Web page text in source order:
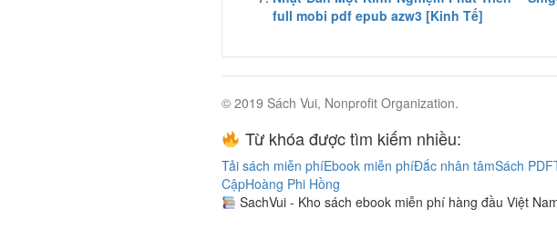
full mobi pdf epub azw3 [Kinh Tế]
© 2019 Sách Vui, Nonprofit Organization.
Từ khóa được tìm kiếm nhiều:
Tải sách miễn phíEbook miễn phíĐắc nhân tâmSách PDF
CậpHoàng Phi Hồng
SachVui - Kho sách ebook miễn phí hàng đầu Việt